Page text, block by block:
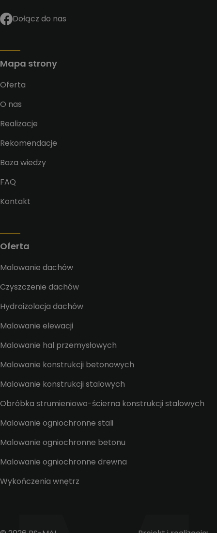
Dołącz do nas
Mapa strony
Oferta
O nas
Realizacje
Rekomendacje
Baza wiedzy
FAQ
Kontakt
Oferta
Malowanie dachów
Czyszczenie dachów
Hydroizolacja dachów
Malowanie elewacji
Malowanie hal przemysłowych
Malowanie konstrukcji betonowych
Malowanie konstrukcji stalowych
Obróbka strumieniowo-ścierna konstrukcji stalowych
Malowanie ogniochronne stali
Malowanie ogniochronne betonu
Malowanie ogniochronne drewna
Wykończenia wnętrz